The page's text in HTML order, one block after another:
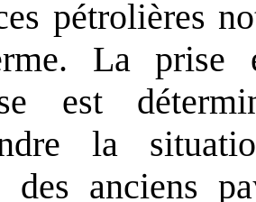
pétrolières
La prise
est
la
des anciens